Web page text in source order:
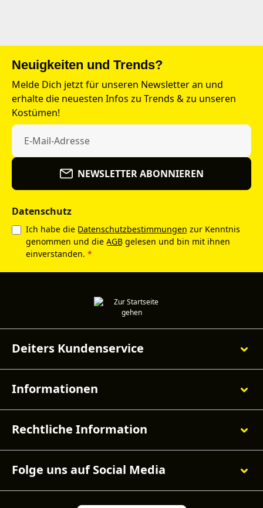
Neuigkeiten und Trends?
Melde Dich jetzt für unseren Newsletter an und
erhalte die neuesten Infos zu Trends & zu unseren
Kostümen!
NEWSLETTER ABONNIEREN
Datenschutz
Ich habe die Datenschutzbestimmungen zur Kenntnis
genommen und die AGB gelesen und bin mit ihnen
einverstanden. *
Deiters Kundenservice
Informationen
Rechtliche Information
Folge uns auf Social Media